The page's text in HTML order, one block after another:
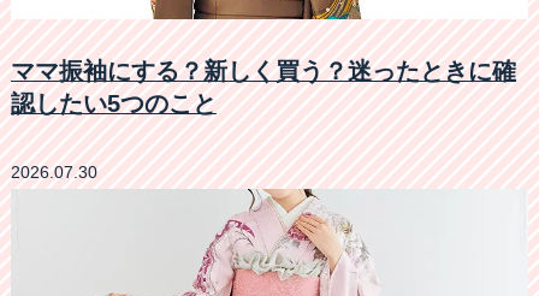
ママ振袖にする？新しく買う？迷ったときに確
認したい5つのこと
2026.07.30